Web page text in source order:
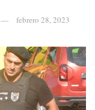
febrero 28, 2023